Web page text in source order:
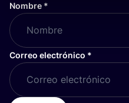
Nombre *
Correo electrónico *